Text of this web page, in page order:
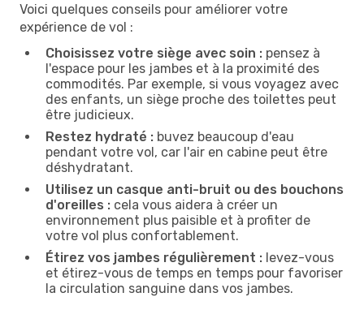
Voici quelques conseils pour améliorer votre
expérience de vol :
Choisissez votre siège avec soin : pensez à
l'espace pour les jambes et à la proximité des
commodités. Par exemple, si vous voyagez avec
des enfants, un siège proche des toilettes peut
être judicieux.
Restez hydraté : buvez beaucoup d'eau
pendant votre vol, car l'air en cabine peut être
déshydratant.
Utilisez un casque anti-bruit ou des bouchons
d'oreilles : cela vous aidera à créer un
environnement plus paisible et à profiter de
votre vol plus confortablement.
Étirez vos jambes régulièrement : levez-vous
et étirez-vous de temps en temps pour favoriser
la circulation sanguine dans vos jambes.